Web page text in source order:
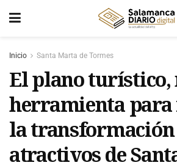
Inicio Santa Marta de Tormes
El plano turístico,
herramienta
la transformación
atractivos de